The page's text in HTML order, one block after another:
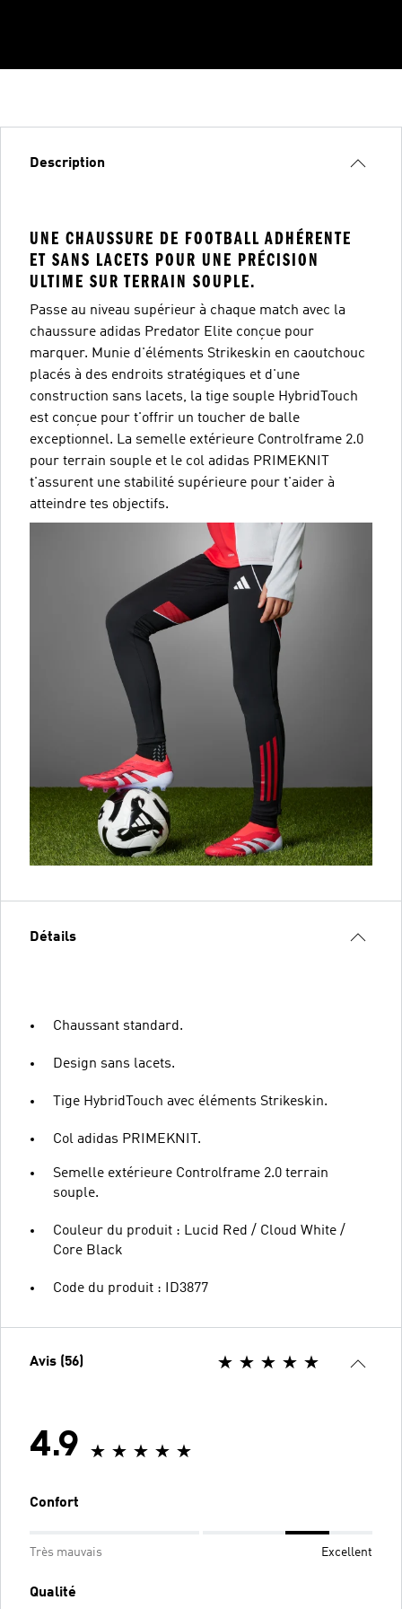
Description
UNE CHAUSSURE DE FOOTBALL ADHÉRENTE
ET SANS LACETS POUR UNE PRÉCISION
ULTIME SUR TERRAIN SOUPLE.
Passe au niveau supérieur à chaque match avec la
chaussure adidas Predator Elite conçue pour
marquer. Munie d'éléments Strikeskin en caoutchouc
placés à des endroits stratégiques et d'une
construction sans lacets, la tige souple HybridTouch
est conçue pour t'offrir un toucher de balle
exceptionnel. La semelle extérieure Controlframe 2.0
pour terrain souple et le col adidas PRIMEKNIT
t'assurent une stabilité supérieure pour t'aider à
atteindre tes objectifs.
Détails
Chaussant standard.
Design sans lacets.
Tige HybridTouch avec éléments Strikeskin.
Col adidas PRIMEKNIT.
Semelle extérieure Controlframe 2.0 terrain
souple.
Couleur du produit : Lucid Red / Cloud White /
Core Black
Code du produit : ID3877
Avis (56)
4.9
Confort
Très mauvais Excellent
Qualité